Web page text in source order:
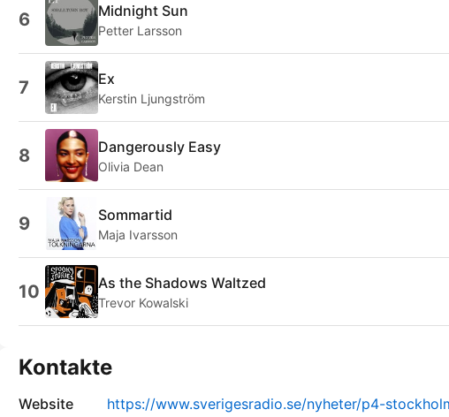
6 Midnight Sun
Petter Larsson
7 Ex
Kerstin Ljungström
8 Dangerously Easy
Olivia Dean
9 Sommartid
Maja Ivarsson
10 As the Shadows Waltzed
Trevor Kowalski
Kontakte
Website https://www.sverigesradio.se/nyheter/p4-